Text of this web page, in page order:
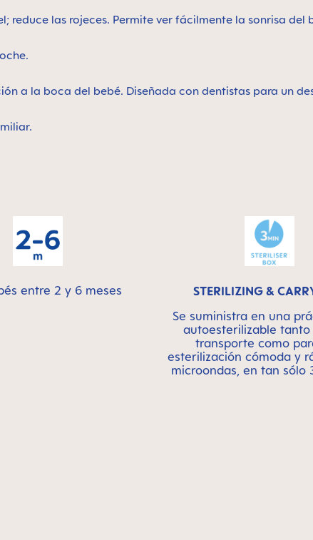
reduce las rojeces. Permite ver fácilmente la sonrisa del
a la boca del bebé. Diseñada con dentistas para un
entre 2 y 6 meses
STERILIZING &
Se suministra en una
autoesterilizable tanto
transporte como
esterilización cómoda y
microondas, en tan sólo